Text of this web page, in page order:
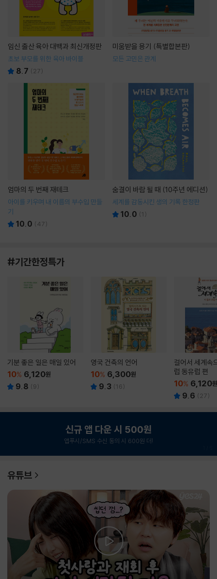
임신 출산 육아 대백과 최신개정판
초보 부모를 위한 육아 바이블
8.7 ( 27)
미움받을 용기 (특별합본판)
모든 고민은 관계
엄마의 두 번째 재테크
아이를 키우며 내 이름의 부수입 만들
기
10.0 (47)
숨결이 바람 될 때 (10주년 에디션)
세계를 감동시킨 생의 기록 한정판
10.0 (1 )
#기간한정특가
기분 좋은 일은 매일 있어
10% 6,120원
9.8 (9)
영국 건축의 언어
10% 6,300원
9.3 (16)
걸어서 세계속
럽 동유럽 편
10% 6,120원
9.6 ( 27)
신규 앱 다운 시 500원
앱푸시/SMS 수신 동의 시 600원 더!
유튜브